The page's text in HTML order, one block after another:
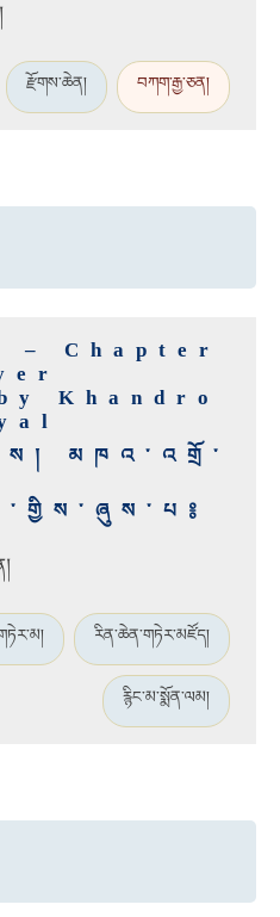
རྫོགས་ཆེན། བཀག་རྒྱ་ཅན།
– Chapter
Khandro
མཁའ་འགྲོ་
རིན་ཆེན་གཏེར་མཛོད།
རྙིང་མ་སྨོན་ལམ།